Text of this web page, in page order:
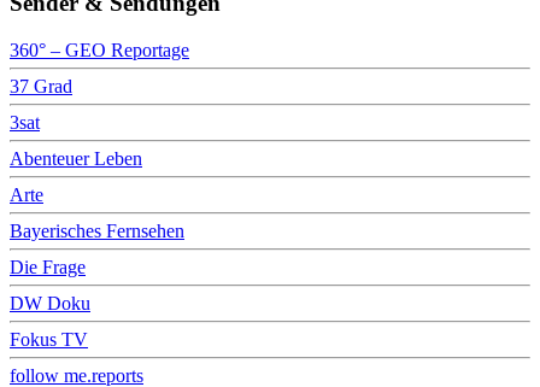
360° – GEO Reportage
37 Grad
3sat
Abenteuer Leben
Arte
Bayerisches Fernsehen
Die Frage
DW Doku
Fokus TV
follow me.reports